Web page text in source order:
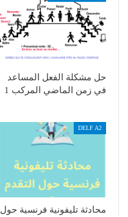
حل مشكلة الفعل المساعد
في زمن الماضي المركب 1
DELF A2
محادثة تليفونية فرنسية حول